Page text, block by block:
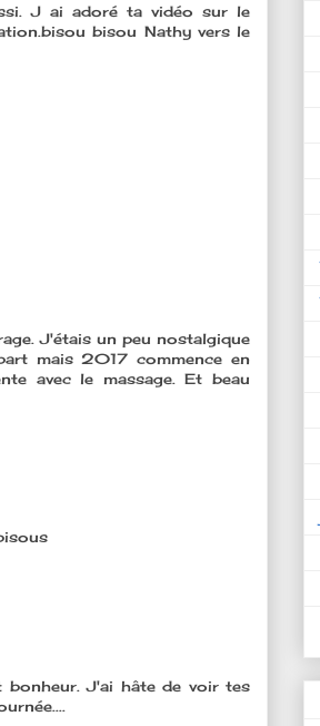
J ai adoré ta vidéo sur le
bisou Nathy vers le
J'étais un peu nostalgique
mais 2017 commence en
avec le massage. Et beau
bonheur. J'ai hâte de voir tes